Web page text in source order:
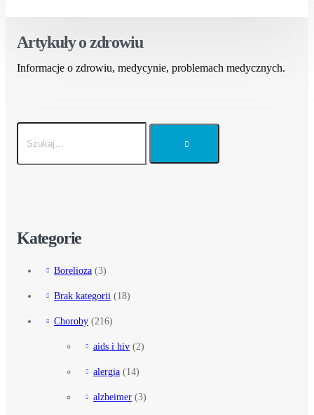
Artykuły o zdrowiu
Informacje o zdrowiu, medycynie, problemach medycznych.
Kategorie
Borelioza (3)
Brak kategorii (18)
Choroby (216)
aids i hiv (2)
alergia (14)
alzheimer (3)